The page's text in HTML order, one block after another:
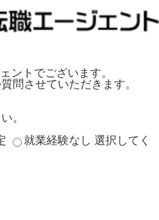
ントでございます。
問させていただきます。
。
就業経験なし 選択してく